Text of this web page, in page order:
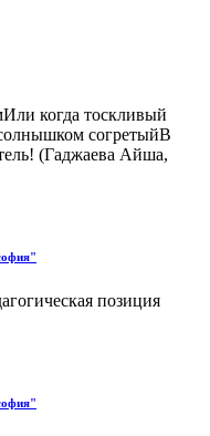
когда тоскливый
согретыйВ
(Гаджаева Айша,
позиция